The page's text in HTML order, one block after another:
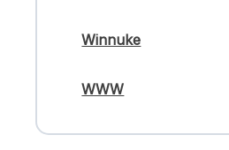
Winnuke
WWW